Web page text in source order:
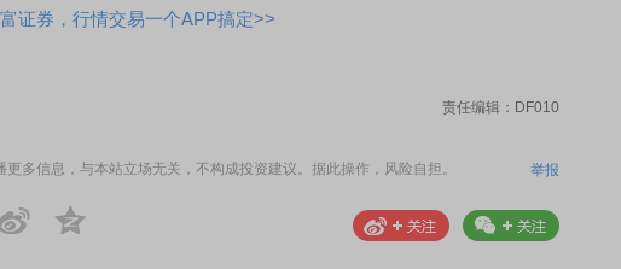
证券，行情交易一个APP搞定>>
责任编辑：DF010
多信息，与本站立场无关，不构成投资建议。据此操作，风险自担。 举报